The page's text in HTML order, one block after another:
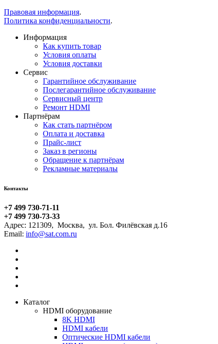
Правовая информация.
Политика конфиденциальности.
Информация
Как купить товар
Условия оплаты
Условия доставки
Сервис
Гарантийное обслуживание
Послегарантийное обслуживание
Сервисный центр
Ремонт HDMI
Партнёрам
Как стать партнёром
Оплата и доставка
Прайс-лист
Заказ в регионы
Обращение к партнёрам
Рекламные материалы
Контакты
+7 499 730-71-11
+7 499 730-73-33
Адрес: 121309, Москва, ул. Бол. Филёвская д.16
Email:
Каталог
HDMI оборудование
8K HDMI
HDMI кабели
Оптические HDMI кабели